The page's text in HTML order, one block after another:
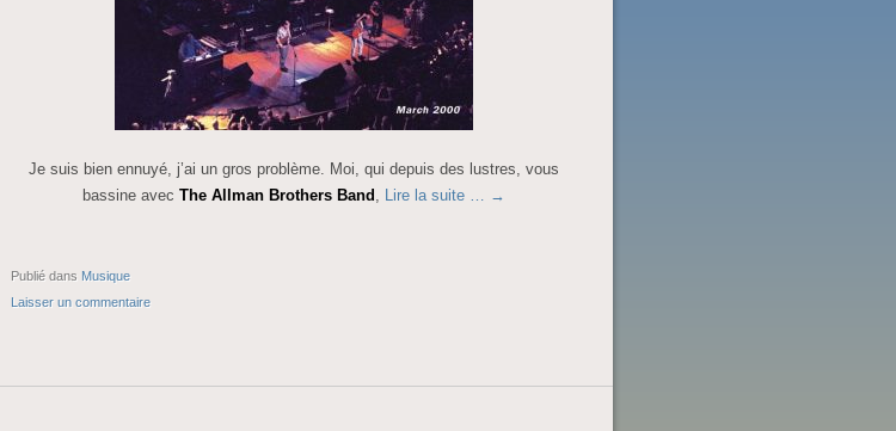
Je suis bien ennuyé, j’ai un gros problème. Moi, qui depuis des lustres, vous
bassine avec The Allman Brothers Band , Lire la suite … →
Publié dans Musique
Laisser un commentaire